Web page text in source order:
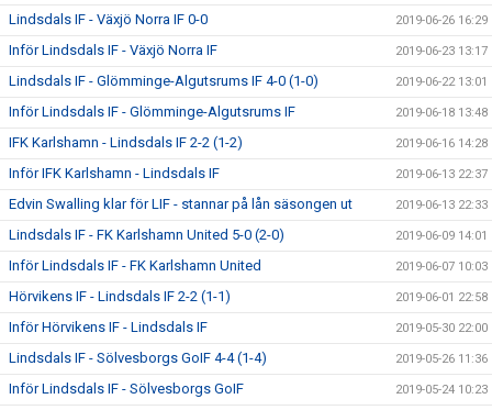
Lindsdals IF - Växjö Norra IF 0-0 2019-06-26 16:29
Inför Lindsdals IF - Växjö Norra IF 2019-06-23 13:17
Lindsdals IF - Glömminge-Algutsrums IF 4-0 (1-0) 2019-06-22 13:01
Inför Lindsdals IF - Glömminge-Algutsrums IF 2019-06-18 13:48
IFK Karlshamn - Lindsdals IF 2-2 (1-2) 2019-06-16 14:28
Inför IFK Karlshamn - Lindsdals IF 2019-06-13 22:37
Edvin Swalling klar för LIF - stannar på lån säsongen ut 2019-06-13 22:33
Lindsdals IF - FK Karlshamn United 5-0 (2-0) 2019-06-09 14:01
Inför Lindsdals IF - FK Karlshamn United 2019-06-07 10:03
Hörvikens IF - Lindsdals IF 2-2 (1-1) 2019-06-01 22:58
Inför Hörvikens IF - Lindsdals IF 2019-05-30 22:00
Lindsdals IF - Sölvesborgs GoIF 4-4 (1-4) 2019-05-26 11:36
Inför Lindsdals IF - Sölvesborgs GoIF 2019-05-24 10:23